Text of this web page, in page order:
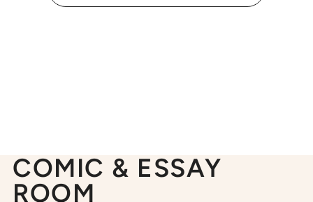
COMIC & ESSAY
ROOM